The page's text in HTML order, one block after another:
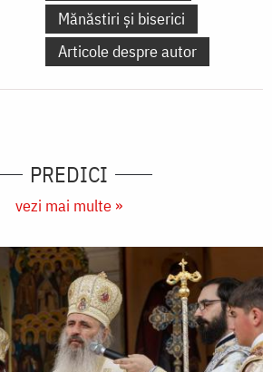
Mănăstiri și biserici
Articole despre autor
PREDICI
vezi mai multe »